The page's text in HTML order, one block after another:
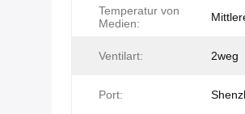
Temperatur von
Medien:
Ventilart: 2weg
Port: